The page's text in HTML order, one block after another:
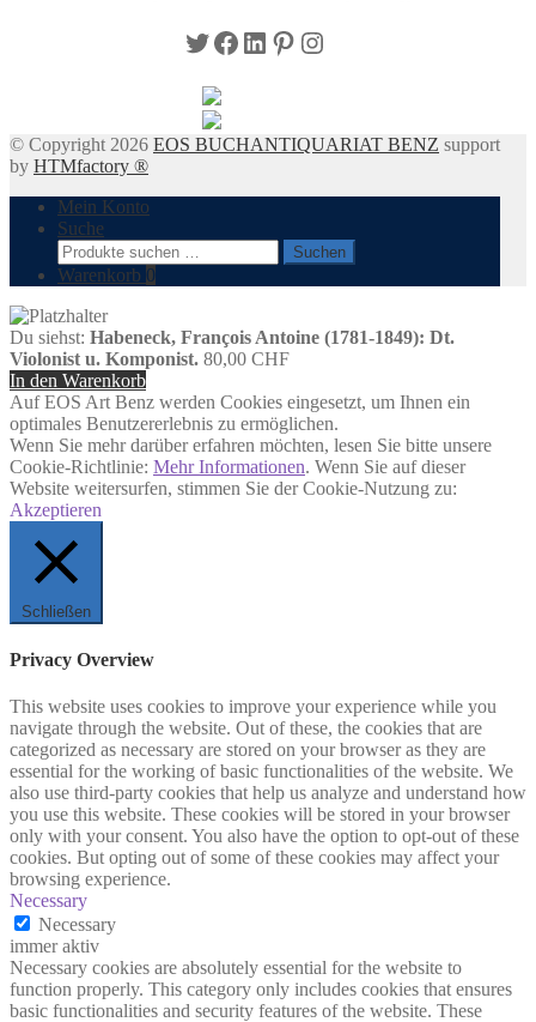
Twitter
Facebook
LinkedIn
Pinterest
Instagram
© Copyright 2026 EOS BUCHANTIQUARIAT BENZ support
by HTMfactory ®
Mein Konto
Suche
Suchen
nach:
Suchen
Warenkorb 0
Du siehst: Habeneck, François Antoine (1781-1849): Dt.
Violonist u. Komponist. 80,00 CHF
In den Warenkorb
Auf EOS Art Benz werden Cookies eingesetzt, um Ihnen ein
optimales Benutzererlebnis zu ermöglichen.
Wenn Sie mehr darüber erfahren möchten, lesen Sie bitte unsere
Cookie-Richtlinie: Mehr Informationen. Wenn Sie auf dieser
Website weitersurfen, stimmen Sie der Cookie-Nutzung zu:
Akzeptieren
Schließen
Privacy Overview
This website uses cookies to improve your experience while you
navigate through the website. Out of these, the cookies that are
categorized as necessary are stored on your browser as they are
essential for the working of basic functionalities of the website. We
also use third-party cookies that help us analyze and understand how
you use this website. These cookies will be stored in your browser
only with your consent. You also have the option to opt-out of these
cookies. But opting out of some of these cookies may affect your
browsing experience.
Necessary
Necessary
immer aktiv
Necessary cookies are absolutely essential for the website to
function properly. This category only includes cookies that ensures
basic functionalities and security features of the website. These